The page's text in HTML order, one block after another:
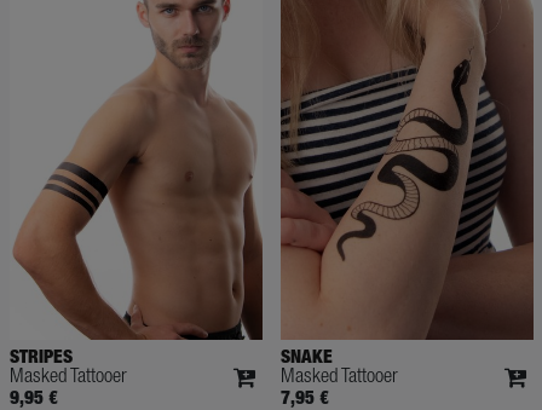
STRIPES
Masked Tattooer
9,95 €
SNAKE
Masked Tattooer
7,95 €